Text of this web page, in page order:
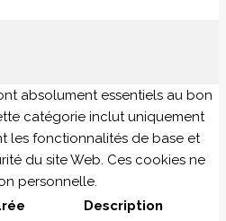
absolument essentiels au bon
catégorie inclut uniquement
les fonctionnalités de base et
du site Web. Ces cookies ne
personnelle.
Description